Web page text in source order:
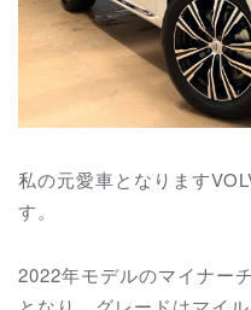
私の元愛車となります
す。
2022年モデルのマイナー